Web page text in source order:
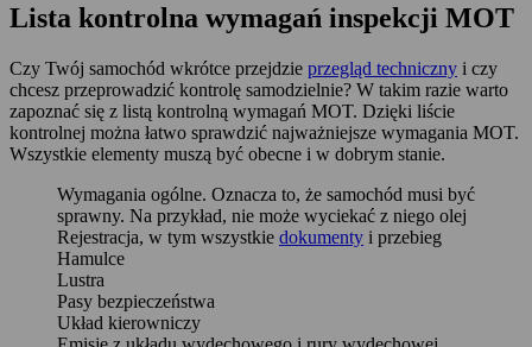
Lista kontrolna wymagań inspekcji MOT
Czy Twój samochód wkrótce przejdzie przegląd techniczny i czy
chcesz przeprowadzić kontrolę samodzielnie? W takim razie warto
zapoznać się z listą kontrolną wymagań MOT. Dzięki liście
kontrolnej można łatwo sprawdzić najważniejsze wymagania MOT.
Wszystkie elementy muszą być obecne i w dobrym stanie.
Wymagania ogólne. Oznacza to, że samochód musi być
sprawny. Na przykład, nie może wyciekać z niego olej
Rejestracja, w tym wszystkie dokumenty i przebieg
Hamulce
Lustra
Pasy bezpieczeństwa
Układ kierowniczy